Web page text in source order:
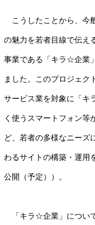
こうしたことから、今
の魅力を若者目線で伝え
事業である「キラ☆企業
ました。このプロジェク
サービス業を対象に「キ
く使うスマートフォン等
ど、若者の多様なニーズ
わるサイトの構築・運用
公開（予定））。
「キラ☆企業」につい